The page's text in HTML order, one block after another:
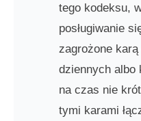
tego kodeksu,
posługiwanie
zagrożone
dziennych albo
na czas nie
tymi karami